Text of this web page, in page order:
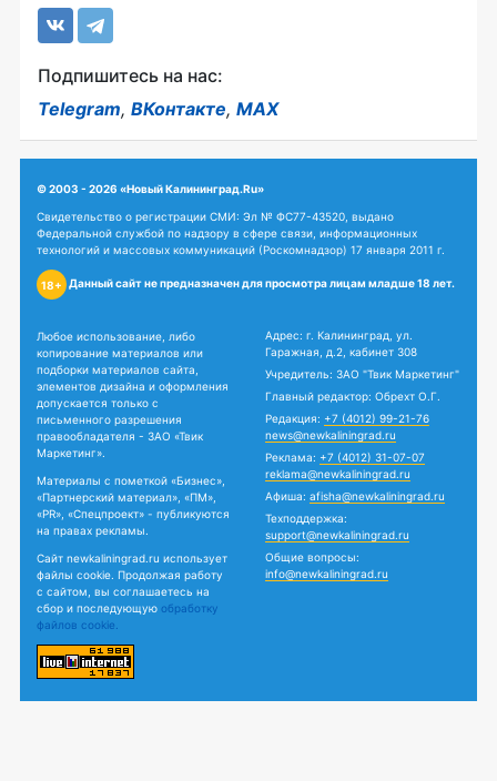
Подпишитесь на нас:
Telegram, ВКонтакте, MAX
© 2003 - 2026 «Новый Калининград.Ru»
Свидетельство о регистрации СМИ: Эл № ФС77-43520, выдано
Федеральной службой по надзору в сфере связи, информационных
технологий и массовых коммуникаций (Роскомнадзор) 17 января 2011 г.
18+ Данный сайт не предназначен для просмотра лицам младше 18 лет.
Любое использование, либо
копирование материалов или
подборки материалов сайта,
элементов дизайна и оформления
допускается только с
письменного разрешения
правообладателя - ЗАО «Твик
Маркетинг».
Материалы с пометкой «Бизнес»,
«Партнерский материал», «ПМ»,
«PR», «Спецпроект» - публикуются
на правах рекламы.
Сайт newkaliningrad.ru использует
файлы cookie. Продолжая работу
с сайтом, вы соглашаетесь на
сбор и последующую обработку
файлов cookie.
Адрес: г. Калининград, ул.
Гаражная, д.2, кабинет 308
Учредитель: ЗАО "Твик Маркетинг"
Главный редактор: Обрехт О.Г.
Редакция: +7 (4012) 99-21-76
news@newkaliningrad.ru
Реклама: +7 (4012) 31-07-07
reklama@newkaliningrad.ru
Афиша: afisha@newkaliningrad.ru
Техподдержка:
support@newkaliningrad.ru
Общие вопросы:
info@newkaliningrad.ru